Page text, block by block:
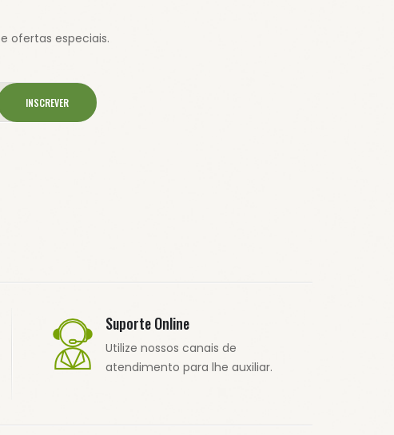
ofertas especiais.
INSCREVER
Suporte Online
Utilize nossos canais de
atendimento para lhe auxiliar.